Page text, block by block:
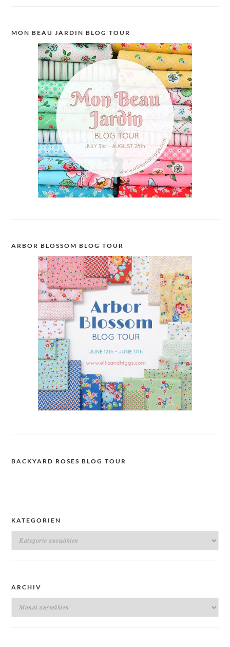
MON BEAU JARDIN BLOG TOUR
ARBOR BLOSSOM BLOG TOUR
BACKYARD ROSES BLOG TOUR
KATEGORIEN
Kategorien
ARCHIV
Archiv